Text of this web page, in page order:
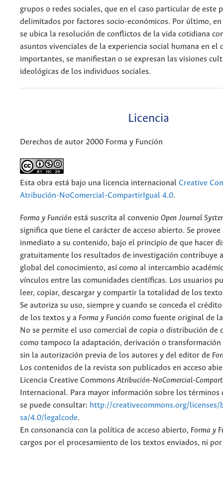
grupos o redes sociales, que en el caso particular de este
delimitados por factores socio-económicos. Por último,
se ubica la resolución de conflictos de la vida cotidiana
asuntos vivenciales de la experiencia social humana en el
importantes, se manifiestan o se expresan las visiones
ideológicas de los individuos sociales.
Licencia
Derechos de autor 2000 Forma y Función
Esta obra está bajo una licencia internacional Creative
Atribución-NoComercial-CompartirIgual 4.0.
Forma y Función está suscrita al convenio Open Journal
significa que tiene el carácter de acceso abierto. Se provee
inmediato a su contenido, bajo el principio de que hacer
gratuitamente los resultados de investigación contribuye
global del conocimiento, así como al intercambio
vínculos entre las comunidades científicas. Los usuarios
leer, copiar, descargar y compartir la totalidad de los
Se autoriza su uso, siempre y cuando se conceda el
de los textos y a Forma y Función como fuente original de
No se permite el uso comercial de copia o distribución de
como tampoco la adaptación, derivación o transformación
sin la autorización previa de los autores y del editor de
Los contenidos de la revista son publicados en acceso
Licencia Creative Commons Atribución-NoComercial-
Internacional. Para mayor información sobre los términos
se puede consultar: http://creativecommons.org/licenses/
sa/4.0/legalcode.
En consonancia con la política de acceso abierto, Forma y
cargos por el procesamiento de los textos enviados, ni